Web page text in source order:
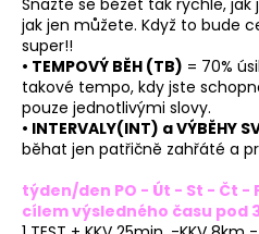
Snažte se běžet tak rychle,
jak jen můžete. Když to bude
super!!
• TEMPOVÝ BĚH (TB) = 70%
takové tempo, kdy jste
pouze jednotlivými slovy.
• INTERVALY(INT) a VÝBĚHY
běhat jen patřičně zahřáté a
týden/den PO - Út - St - Čt -
cílem výsledného času pod